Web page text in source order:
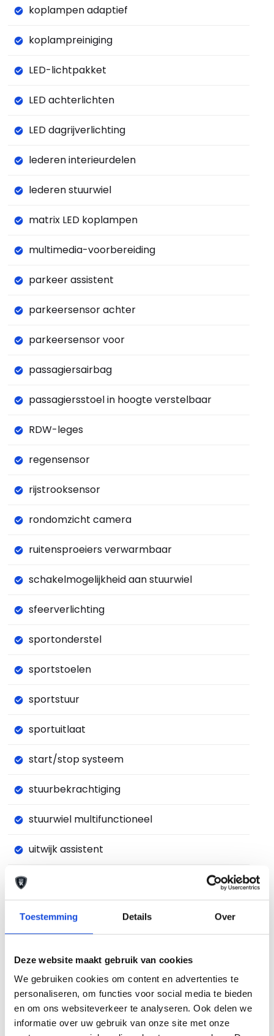
Toestemming Details Over
Deze website maakt gebruik van cookies
We gebruiken cookies om content en advertenties te
personaliseren, om functies voor social media te bieden
en om ons websiteverkeer te analyseren. Ook delen we
informatie over uw gebruik van onze site met onze
koplampen adaptief
koplampreiniging
LED-lichtpakket
LED achterlichten
LED dagrijverlichting
lederen interieurdelen
lederen stuurwiel
matrix LED koplampen
multimedia-voorbereiding
parkeer assistent
parkeersensor achter
parkeersensor voor
passagiersairbag
passagiersstoel in hoogte verstelbaar
RDW-leges
regensensor
rijstrooksensor
rondomzicht camera
ruitensproeiers verwarmbaar
schakelmogelijkheid aan stuurwiel
sfeerverlichting
sportonderstel
sportstoelen
sportstuur
sportuitlaat
start/stop systeem
stuurbekrachtiging
stuurwiel multifunctioneel
uitwijk assistent
volledig digitaal instrumentenpaneel groot
voorstoel(en) met massagefunctie
warmtewerende voorruit
WiFi voorbereiding